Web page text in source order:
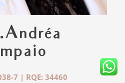
7 | RQE: 34460